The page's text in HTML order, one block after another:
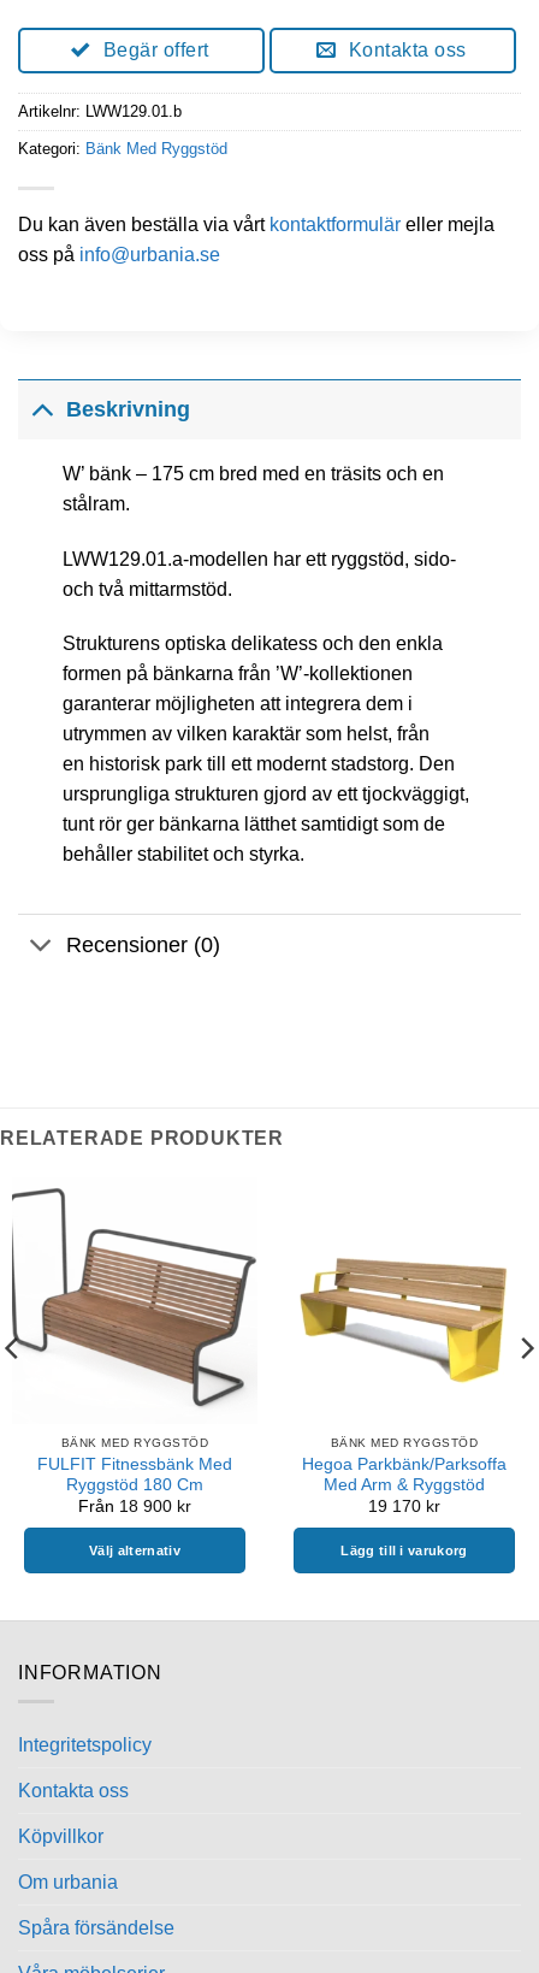
Begär offert Kontakta oss
Artikelnr: LWW129.01.b
Kategori: Bänk Med Ryggstöd
Du kan även beställa via vårt kontaktformulär eller mejla
oss på info@urbania.se
Beskrivning
W’ bänk – 175 cm bred med en träsits och en
stålram.
LWW129.01.a-modellen har ett ryggstöd, sido-
och två mittarmstöd.
Strukturens optiska delikatess och den enkla
formen på bänkarna från ’W’-kollektionen
garanterar möjligheten att integrera dem i
utrymmen av vilken karaktär som helst, från
en historisk park till ett modernt stadstorg. Den
ursprungliga strukturen gjord av ett tjockväggigt,
tunt rör ger bänkarna lätthet samtidigt som de
behåller stabilitet och styrka.
Recensioner (0)
RELATERADE PRODUKTER
BÄNK MED RYGGSTÖD
FULFIT Fitnessbänk Med
Ryggstöd 180 Cm
Från 18 900 kr
Välj alternativ
har
De
BÄNK MED RYGGSTÖD
Hegoa Parkbänk/Parksoffa
Med Arm & Ryggstöd
19 170 kr
Lägg till i varukorg
INFORMATION
Integritetspolicy
Kontakta oss
Köpvillkor
Om urbania
Spåra försändelse